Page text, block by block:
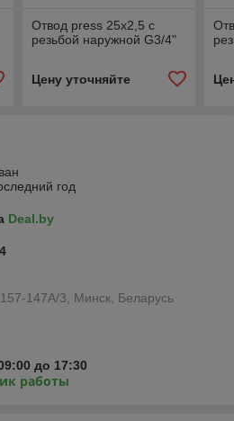
Отвод press 25x2,5 с
резьбой наружной G3/4"
Цену уточняйте
год
Deal.by
147А/3, Минск, Беларусь
до 17:30
работы